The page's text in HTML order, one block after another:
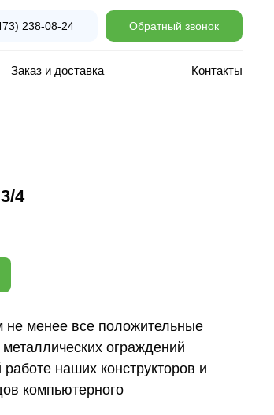
238-08-24 Обратный звонок
Заказ и доставка Контакты
4
не менее все положительные
ограждений
наших конструкторов и
компьютерного